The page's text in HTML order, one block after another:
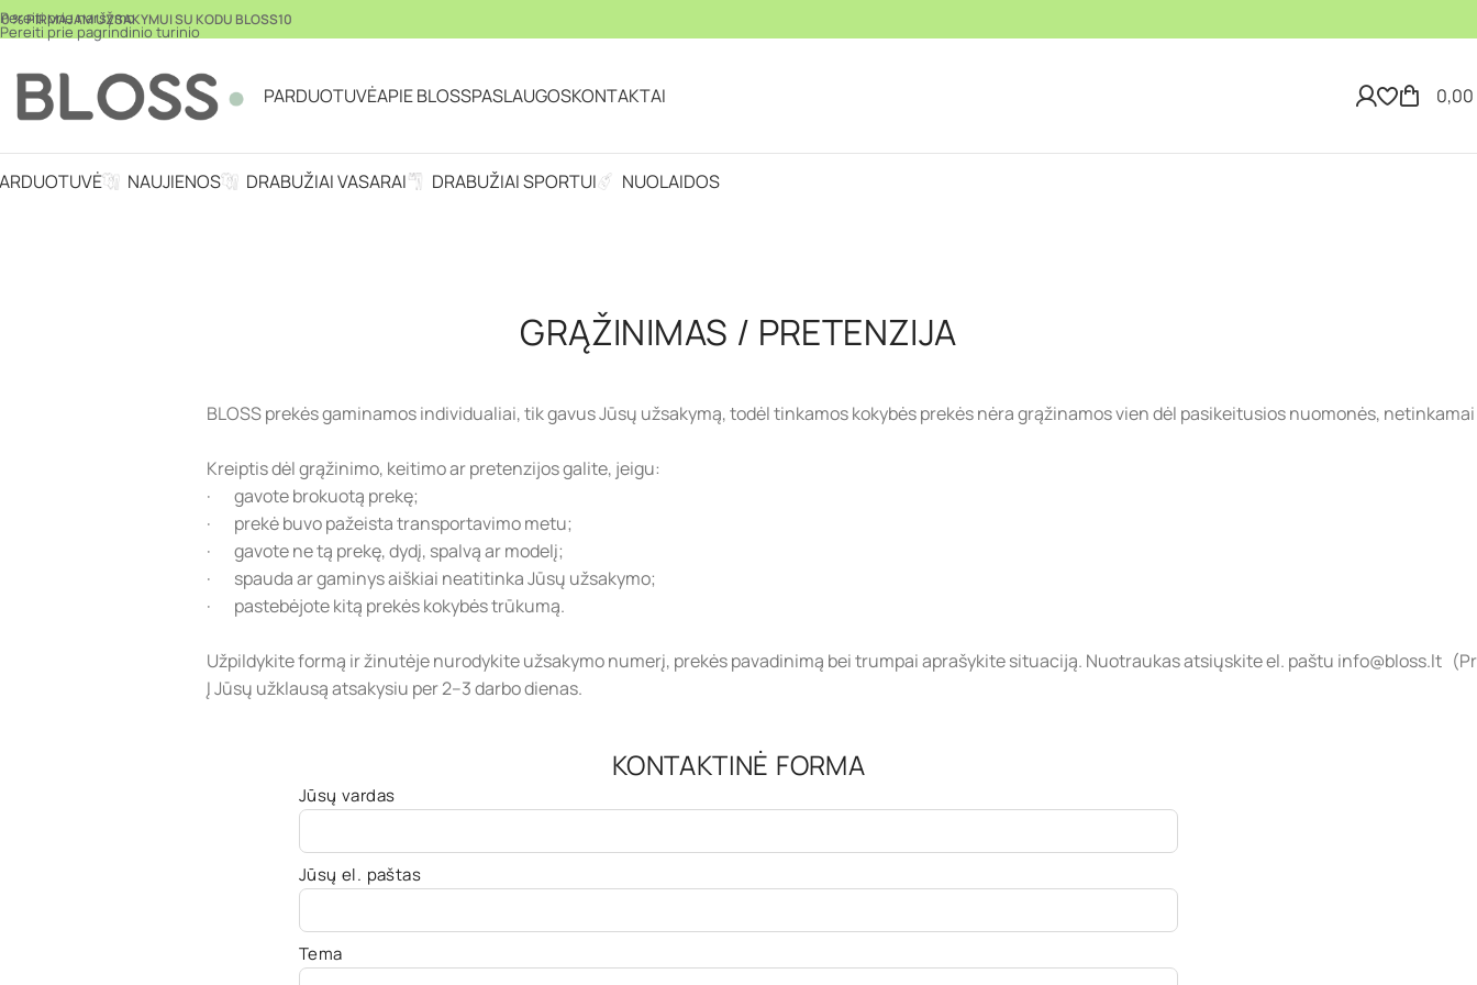
Pereiti prie naršymo
Pereiti prie pagrindinio turinio
% PIRMAJAM UŽSAKYMUI SU KODU BLOSS10
PARDUOTUVĖAPIE BLOSSPASLAUGOSKONTAKTAI 0,00
NAUJIENOS DRABUŽIAI VASARAI DRABUŽIAI SPORTUI NUOLAIDOS
GRĄŽINIMAS / PRETENZIJA
BLOSS prekės gaminamos individualiai, tik gavus Jūsų užsakymą, todėl tinkamos kokybės prekės nėra grąžinamos vien dėl pasikeitusios nuomonės,
Kreiptis dėl grąžinimo, keitimo ar pretenzijos galite, jeigu:
· gavote brokuotą prekę;
· prekė buvo pažeista transportavimo metu;
· gavote ne tą prekę, dydį, spalvą ar modelį;
· spauda ar gaminys aiškiai neatitinka Jūsų užsakymo;
· pastebėjote kitą prekės kokybės trūkumą.
Užpildykite formą ir žinutėje nurodykite užsakymo numerį, prekės pavadinimą bei trumpai aprašykite situaciją. Nuotraukas atsiųskite el. paštu info@bloss.lt (
Į Jūsų užklausą atsakysiu per 2–3 darbo dienas.
KONTAKTINĖ FORMA
Jūsų vardas
Jūsų el. paštas
Tema